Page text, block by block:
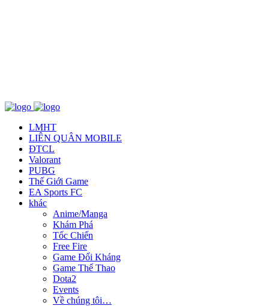
LMHT
LIÊN QUÂN MOBILE
ĐTCL
Valorant
PUBG
Thế Giới Game
EA Sports FC
khác
Anime/Manga
Khám Phá
Tốc Chiến
Free Fire
Game Đối Kháng
Game Thể Thao
Dota2
Events
Về chúng tôi…